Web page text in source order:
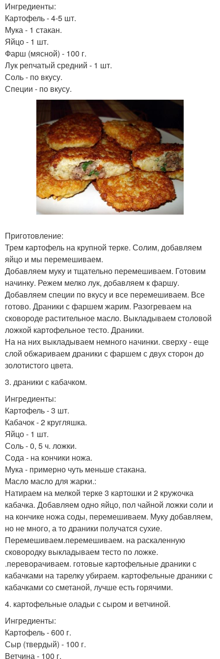
Ингредиенты:
Картофель - 4-5 шт.
Мука - 1 стакан.
Яйцо - 1 шт.
Фарш (мясной) - 100 г.
Лук репчатый средний - 1 шт.
Соль - по вкусу.
Специи - по вкусу.
Приготовление:
Трем картофель на крупной терке. Солим, добавляем
яйцо и мы перемешиваем.
Добавляем муку и тщательно перемешиваем. Готовим
начинку. Режем мелко лук, добавляем к фаршу.
Добавляем специи по вкусу и все перемешиваем. Все
готово. Драники с фаршем жарим. Разогреваем на
сковороде растительное масло. Выкладываем столовой
ложкой картофельное тесто. Драники.
На на них выкладываем немного начинки. сверху - еще
слой обжариваем драники с фаршем с двух сторон до
золотистого цвета.
3. драники с кабачком.
Ингредиенты:
Картофель - 3 шт.
Кабачок - 2 кругляшка.
Яйцо - 1 шт.
Соль - 0, 5 ч. ложки.
Сода - на кончики ножа.
Мука - примерно чуть меньше стакана.
Масло масло для жарки.:
Натираем на мелкой терке 3 картошки и 2 кружочка
кабачка. Добавляем одно яйцо, пол чайной ложки соли и
на кончике ножа соды, перемешиваем. Муку добавляем,
но не много, а то драники получатся сухие.
Перемешиваем.перемешиваем. на раскаленную
сковородку выкладываем тесто по ложке.
.переворачиваем. готовые картофельные драники с
кабачками на тарелку убираем. картофельные драники с
кабачками со сметаной, лучше есть горячими.
4. картофельные оладьи с сыром и ветчиной.
Ингредиенты:
Картофель - 600 г.
Сыр (твердый) - 100 г.
Ветчина - 100 г.